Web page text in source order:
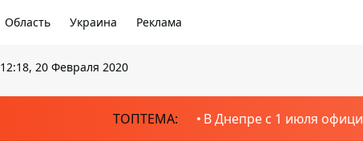
Область Украина Реклама
12:18, 20 Февраля 2020
ТОПТЕМА: В Днепре с 1 июля